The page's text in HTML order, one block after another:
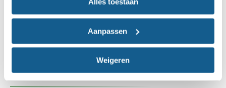
Aanpassen
Weigeren